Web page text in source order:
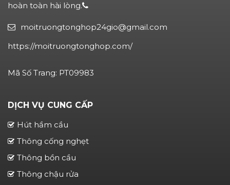
hoàn toàn hài lòng.
moitruongtonghop24gio@gmail.com
https://moitruongtonghop.com/
Mã Số Trang: PT09983
DỊCH VỤ CUNG CẤP
Hút hầm cầu
Thông cống nghẹt
Thông bồn cầu
Thông chậu rửa